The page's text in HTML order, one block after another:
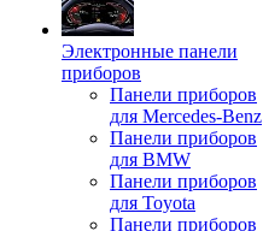
Электронные панели
приборов
Панели приборов
для Mercedes-Benz
Панели приборов
для BMW
Панели приборов
для Toyota
Панели приборов